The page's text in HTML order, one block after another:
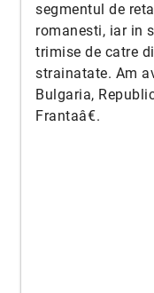
segmentul de
romanesti, iar in
trimise de catre
strainatate. Am
Bulgaria,
Frantaâ€.